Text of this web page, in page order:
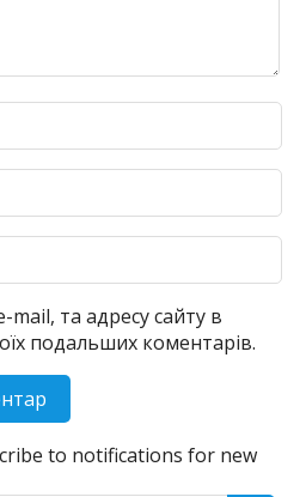
mail, та адресу сайту в
подальших коментарів.
to notifications for new